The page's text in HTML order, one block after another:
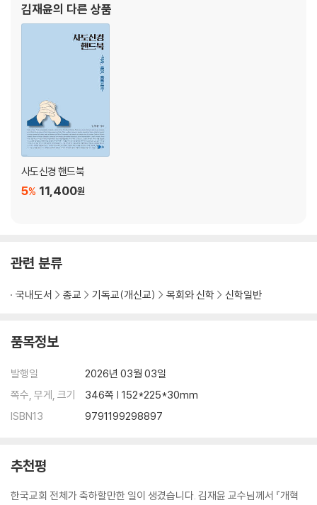
III. 스킬더 : 그리스도 중심성과 역사의 복원 291
IV. 본회퍼 : 역사의 중심으로서의 그리스도와 교회의 실존 307
V. 해석학과 신학적 해석학 319
에필로그 : 목회적 해석학 349
김재윤의 다른 상품
사도신경 핸드북
11,400원
5%
관련 분류
국내도서 종교 기독교(개신교) 목회와 신학 신학일반
품목정보
발행일
2026년 03월 03일
쪽수, 무게, 크기
346쪽 | 152*225*30mm
ISBN13
9791199298897
추천평
한국교회 전체가 축하할만한 일이 생겼습니다. 김재윤 교수님께서 『개혁